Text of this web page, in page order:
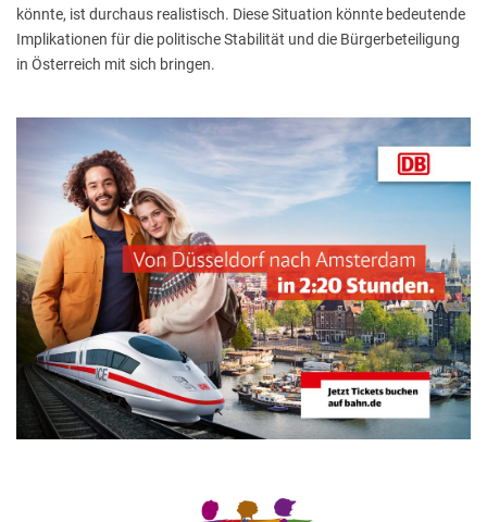
könnte, ist durchaus realistisch. Diese Situation könnte bedeutende
Implikationen für die politische Stabilität und die Bürgerbeteiligung
in Österreich mit sich bringen.